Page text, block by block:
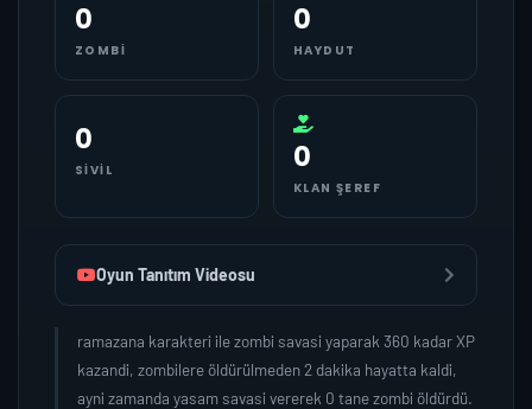
0
ZOMBI
0
HAYDUT
0
SIVIL 0
KLAN ŞEREF
Oyun Tanıtım Videosu
ramazana karakteri ile zombi savasi yaparak 360 kadar XP
kazandi, zombilere öldürülmeden 2 dakika hayatta kaldi,
ayni zamanda yasam savasi vererek 0 tane zombi öldürdü.